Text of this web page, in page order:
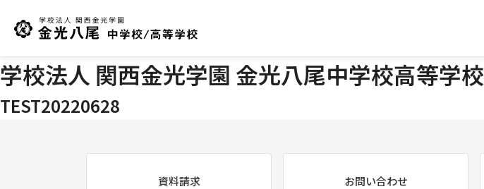
学校法人 関西金光学園 金光八尾中学校高等学校
TEST20220628
資料請求 お問い合わせ